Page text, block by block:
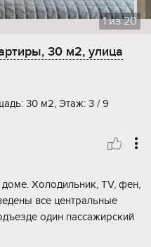
1из20
30 м2, улица
30 м2, Этаж: 3 / 9
Холодильник, TV, фен,
все центральные
один пассажирский